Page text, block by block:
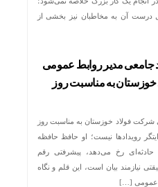
درست آن به مخاطبان نیز بخشی از
جامعی مدیر روابط عمومی
به مناسبت روز
فولاد خوزستان به مناسبت روز
رویدادها نیست؛ او حافظ حافظه
رخ می‌دهد، پیشرفتی رقم
نیازمند بیان است، این قلم و نگاه
عمومی […]